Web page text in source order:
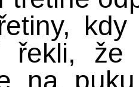
řekli, že
na